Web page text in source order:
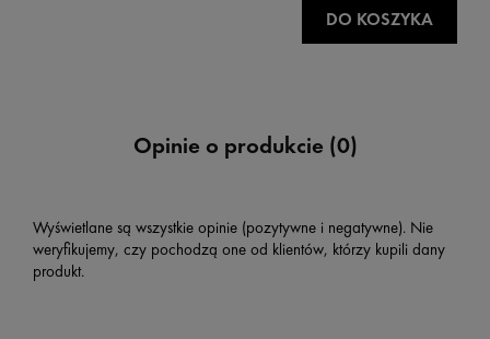
DO KOSZYKA
Opinie o produkcie (0)
Wyświetlane są wszystkie opinie (pozytywne i negatywne). Nie
weryfikujemy, czy pochodzą one od klientów, którzy kupili dany
produkt.